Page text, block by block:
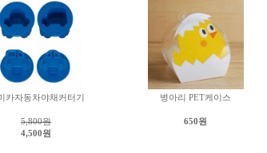
카자동차야채커터기
5,800원
4,500원
병아리 PET케이스
650원